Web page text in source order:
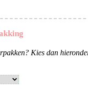
Kies dan